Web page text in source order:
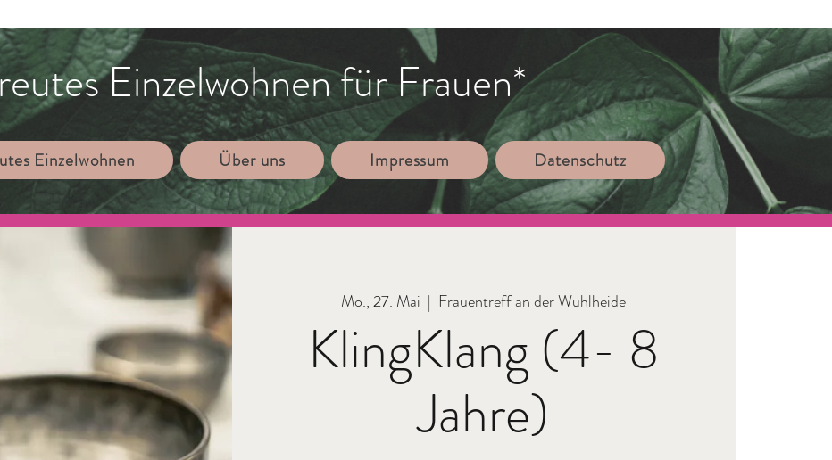
Einzelwohnen für Frauen*
Einzelwohnen Über uns Impressum Datenschutz
Mo., 27. Mai
  |
Frauentreff an der Wuhlheide
KlingKlang (4- 8
Jahre)